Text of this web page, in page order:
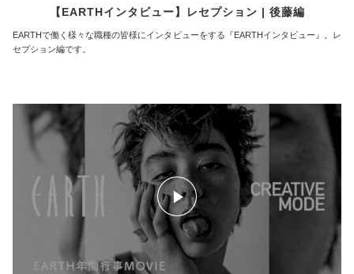
【EARTHインタビュー】レセプション | 後藤編
EARTHで働く様々な職種の皆様にインタビューをする『EARTHインタビュー』。レ
セプション編です。